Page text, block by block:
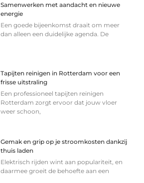
Samenwerken met aandacht en nieuwe
energie
Een goede bijeenkomst draait om meer
dan alleen een duidelijke agenda. De
Tapijten reinigen in Rotterdam voor een
frisse uitstraling
Een professioneel tapijten reinigen
Rotterdam zorgt ervoor dat jouw vloer
weer schoon,
Gemak en grip op je stroomkosten dankzij
thuis laden
Elektrisch rijden wint aan populariteit, en
daarmee groeit de behoefte aan een